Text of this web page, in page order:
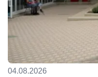
04.08.2026